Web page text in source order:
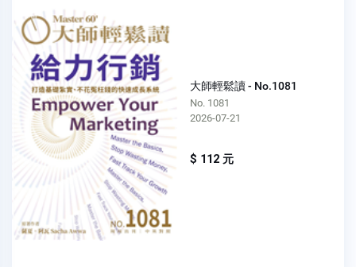
大師輕鬆讀 - No.1081
No. 1081
2026-07-21
$ 112 元